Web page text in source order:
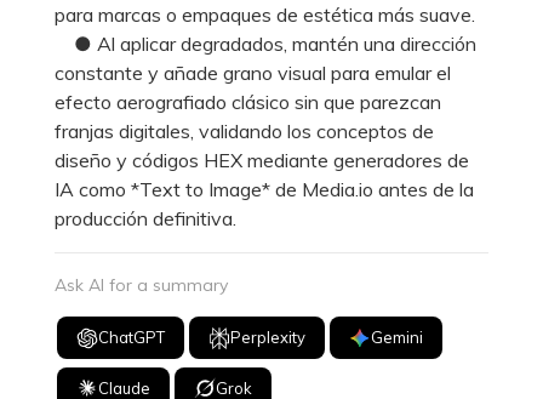
para marcas o empaques de estética más suave.
● Al aplicar degradados, mantén una dirección
constante y añade grano visual para emular el
efecto aerografiado clásico sin que parezcan
franjas digitales, validando los conceptos de
diseño y códigos HEX mediante generadores de
IA como *Text to Image* de Media.io antes de la
producción definitiva.
Ask AI for a summary
ChatGPT Perplexity Gemini
Claude Grok